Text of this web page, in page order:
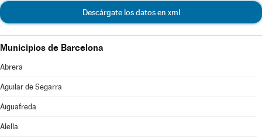
Descárgate los datos en xml
Municipios de Barcelona
Abrera
Aguilar de Segarra
Aiguafreda
Alella